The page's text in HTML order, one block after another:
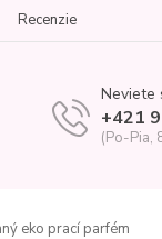
Recenzie
Neviete
+421
(Po-Pia,
eko prací parfém